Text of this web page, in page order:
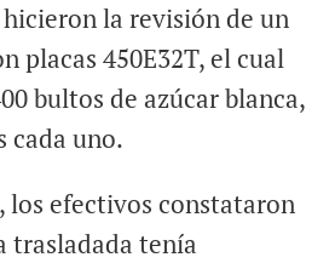
la revisión de un
placas 450E32T, el cual
bultos de azúcar blanca,
cada uno.
los efectivos constataron
trasladada tenía